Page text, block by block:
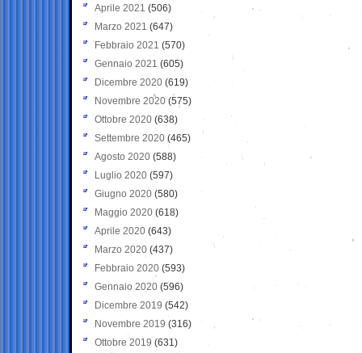
Aprile 2021 (506)
Marzo 2021 (647)
Febbraio 2021 (570)
Gennaio 2021 (605)
Dicembre 2020 (619)
Novembre 2020 (575)
Ottobre 2020 (638)
Settembre 2020(465)
Agosto 2020 (588)
Luglio 2020 (597)
Giugno 2020 (580)
Maggio 2020 (618)
Aprile 2020 (643)
Marzo 2020 (437)
Febbraio 2020 (593)
Gennaio 2020 (596)
Dicembre 2019 (542)
Novembre 2019 (316)
Ottobre 2019 (631)